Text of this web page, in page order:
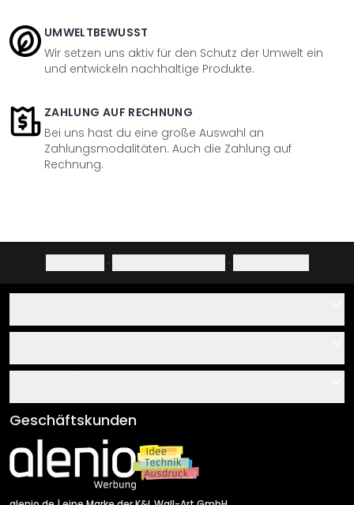
UMWELTBEWUSST
Wir setzen uns aktiv für den Schutz der Umwelt ein
und entwickeln nachhaltige Produkte.
ZAHLUNG AUF RECHNUNG
Bei uns hast du eine große Auswahl an
Zahlungsmodalitäten. Auch die Zahlung auf
Rechnung.
· ·
Über uns
Klebe- und Montageanleitungen
Newsletter An-/Abmeldung
Sendungsverfolgung
AGB
Impressum
Versand & Zahlung
Rücksendung
Geschäftskunden